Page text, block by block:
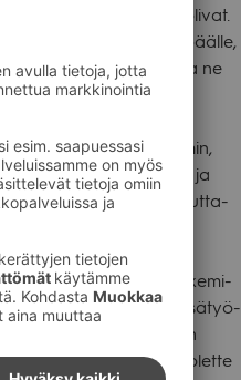
moni­puo­li­sia ne oli­vat.
ja väsy­mys pai­naa päälle,
kol­mella adjek­tii­villa ne
vaat­teita nopeam­min,
oikeasti on ja
eni­ten ihmis­ten aut­ta­
sanoa, että kyllä oli koke­mi­
men­nessä paras kesä­työ­
ja monen muun nuo­ren
hen­ki­lö­kun­nalle, olette